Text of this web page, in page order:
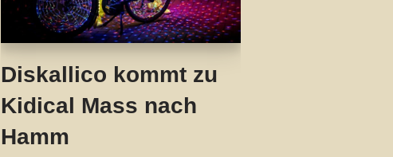
Diskallico kommt zu
Kidical Mass nach
Hamm